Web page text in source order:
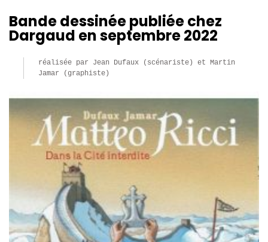
Bande dessinée publiée chez
Dargaud en septembre 2022
réalisée par Jean Dufaux (scénariste) et Martin
Jamar (graphiste)